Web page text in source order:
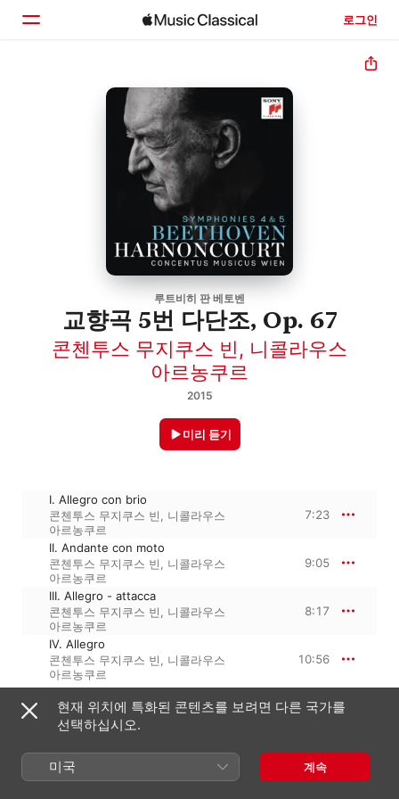
로그인
루트비히 판 베토벤
교향곡 5번 다단조, Op. 67
콘첸투스 무지쿠스 빈, 니콜라우스
아르농쿠르
2015
미리 듣기
I. Allegro con brio
콘첸투스 무지쿠스 빈 , 니콜라우스
아르농쿠르
7:23
II. Andante con moto
콘첸투스 무지쿠스 빈 , 니콜라우스
아르농쿠르
9:05
III. Allegro - attacca
콘첸투스 무지쿠스 빈 , 니콜라우스
아르농쿠르
8:17
IV. Allegro
콘첸투스 무지쿠스 빈 , 니콜라우스
아르농쿠르
10:56
2016년 1월 29일
℗ 2015 Sony Music Entertainment
현재 위치에 특화된 콘텐츠를 보려면 다른 국가를
선택하십시오.
미국 계속